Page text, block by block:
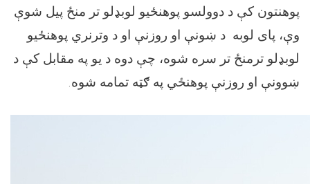
پوهنتون کې د دوولسو پوهنځیو لوبډلو تر منځ پیل شوې
وې، پای لوبه د ښونې او روزنې او د وترنري پوهنځيو
لوبډلو ترمنځ تر سره شوه، چې دوه د یو په مقابل کې د
ښوونې او روزنې پوهنځي په ګټه تمامه شوه